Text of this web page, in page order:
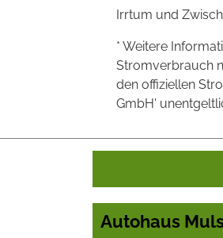
Irrtum und
* Weitere
Stromverbrauch
den offiziellen
GmbH'
Autohaus